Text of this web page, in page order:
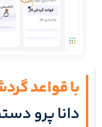
با قواعد
دانا پرو